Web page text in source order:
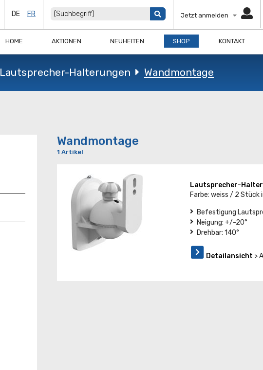
DE FR Jetzt anmelden
HOME AKTIONEN NEUHEITEN SHOP KONTAKT
Lautsprecher-Halterungen Wandmontage
Wandmontage
1 Artikel
Lautsprecher-
Farbe: weiss / 2 Stück
Befestigung
Neigung: +/-20°
Drehbar: 140°
Detailansicht >